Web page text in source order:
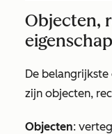
Objecten,
De belangrijkste
zijn objecten,
Objecten: